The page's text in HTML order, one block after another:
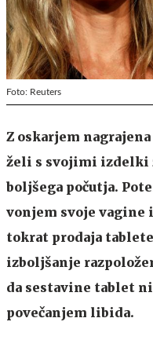
Foto: Reuters
Z oskarjem
želi s svojimi izdelki
boljšega počutja.
vonjem svoje vagine
tokrat prodaja
izboljšanje
da sestavine tablet
povečanjem libida.